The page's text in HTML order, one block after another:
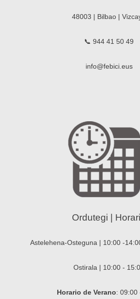
48003 | Bilbao |
📞 944 41 50 49
info@febici.eus
Ordutegi |
Astelehena-Osteguna | 10:00 -
Ostirala | 10:00 -
Horario de Verano: 09:00